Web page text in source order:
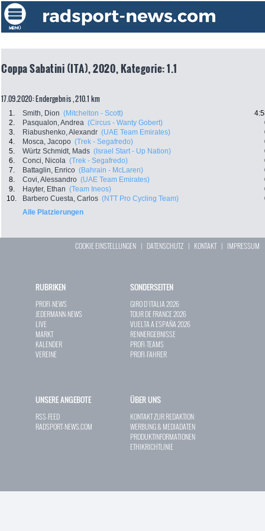
Coppa Sabatini (ITA), 2020, Kategorie: 1.1
17.09.2020: Endergebnis , 210.1 km
1. Smith, Dion (Mitchelton - Scott)
2.
Pasqualon, Andrea (Circus - Wanty Gobert)
3.
Riabushenko, Alexandr (UAE Team Emirates)
4.
Mosca, Jacopo (Trek - Segafredo)
5.
Würtz Schmidt, Mads (Israel Start - Up Nation)
6.
Conci, Nicola (Trek - Segafredo)
7.
Battaglin, Enrico (Bahrain - McLaren)
8.
Covi, Alessandro (UAE Team Emirates)
9.
Hayter, Ethan (Team Ineos)
10.
Barbero Cuesta, Carlos (NTT Pro Cycling Team)
Alle Platzierungen
COOKIE EINSTELLUNGEN | DATENSCHUTZ | KONTAKT| IMPRESSUM
RUBRIKEN
PROFI-NEWS
JEDERMANN-NEWS
LIVE
MARKT
KALENDER
VEREINE
SONDERSEITEN
GIRO D`ITALIA 2026
TOUR DE FRANCE 2026
VUELTA A ESPAÑA 2026
RENNERGEBNISSE
PROFI-TEAMS
PROFI-FAHRER
UNSERE ANGEBOTE
RSS-FEED
RADSPORT-NEWS.COM
ÜBER UNS
KONTAKT ZUR REDAKTION
WERBUNG & MEDIADATEN
PRODUKTINFORMATIONEN
ETHIKRICHTLINIE